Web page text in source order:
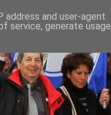
address and user-agent
service, generate usage